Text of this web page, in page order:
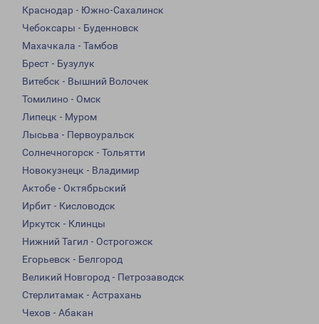
Краснодар - Южно-Сахалинск
Чебоксары - Буденновск
Махачкала - Тамбов
Брест - Бузулук
Витебск - Вышний Волочек
Томилино - Омск
Липецк - Муром
Лысьва - Первоуральск
Солнечногорск - Тольятти
Новокузнецк - Владимир
Актобе - Октябрьский
Ирбит - Кисловодск
Иркутск - Клинцы
Нижний Тагил - Острогожск
Егорьевск - Белгород
Великий Новгород - Петрозаводск
Стерлитамак - Астрахань
Чехов - Абакан